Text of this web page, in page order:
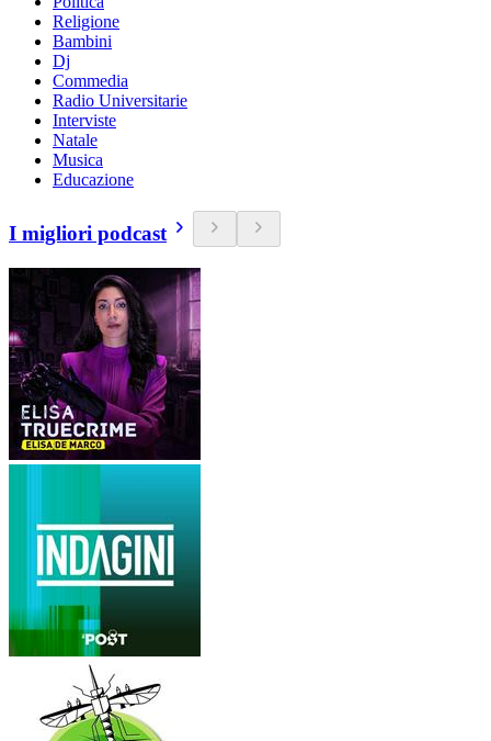
Religione
Bambini
Dj
Commedia
Radio Universitarie
Interviste
Natale
Musica
Educazione
I migliori podcast